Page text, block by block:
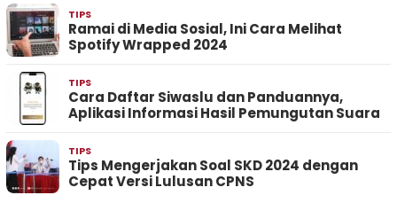
TIPS
Ramai di Media Sosial, Ini Cara Melihat
Spotify Wrapped 2024
TIPS
Cara Daftar Siwaslu dan Panduannya,
Aplikasi Informasi Hasil Pemungutan Suara
TIPS
Tips Mengerjakan Soal SKD 2024 dengan
Cepat Versi Lulusan CPNS